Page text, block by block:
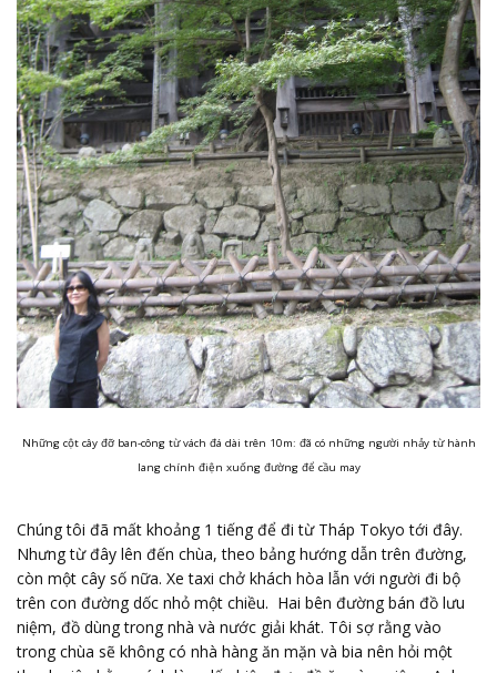
Những cột cây đỡ ban-công từ vách đá dài trên 10m: đã có những người nhảy từ hành
lang chính điện xuống đường để cầu may
Chúng tôi đã mất khoảng 1 tiếng để đi từ Tháp Tokyo tới đây.
Nhưng từ đây lên đến chùa, theo bảng hướng dẫn trên đường,
còn một cây số nữa. Xe taxi chở khách hòa lẫn với người đi bộ
trên con đường dốc nhỏ một chiều. Hai bên đường bán đồ lưu
niệm, đồ dùng trong nhà và nước giải khát. Tôi sợ rằng vào
trong chùa sẽ không có nhà hàng ăn mặn và bia nên hỏi một